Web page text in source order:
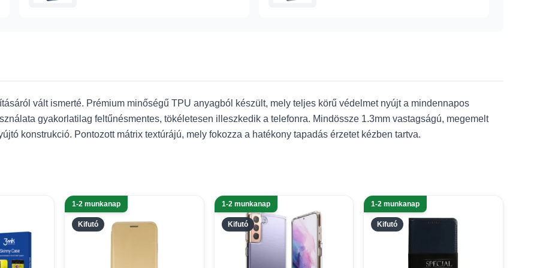
vált ismerté. Prémium minőségű TPU anyagból készült, mely teljes körű védelmet nyújt a mindennapos
gyakorlatilag feltűnésmentes, tökéletesen illeszkedik a telefonra. Mindössze 1.3mm vastagságú, megemelt
konstrukció. Pontozott mátrix textúrájú, mely fokozza a hatékony tapadás érzetet kézben tartva.
Kifutó
1-2 munkanap
Kifutó
1-2 munkanap
Kifutó
1-2 munkanap